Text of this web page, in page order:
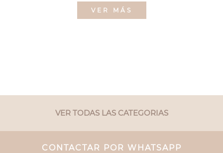
VER MÁS
VER TODAS LAS CATEGORIAS
CONTACTAR POR WHATSAPP